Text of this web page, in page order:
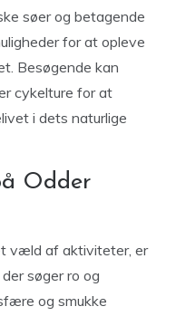
søer og betagende
for at opleve
Besøgende kan
cykelture for at
i dets naturlige
Odder
væld af aktiviteter, er
søger ro og
og smukke